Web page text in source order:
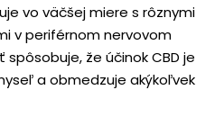
vo väčšej miere s rôznymi
v periférnom nervovom
že účinok CBD je
a obmedzuje akýkoľvek